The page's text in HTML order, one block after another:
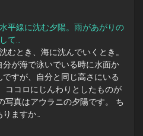
平線に沈む夕陽。雨があがりの
て…
むとき、海に沈んでいくとき。
が海で泳いでいる時に水面か
すが、自分と同じ高さにいる
ココロにじんわりとしたものが
写真はアウラニの夕陽です。 ち
ますか…